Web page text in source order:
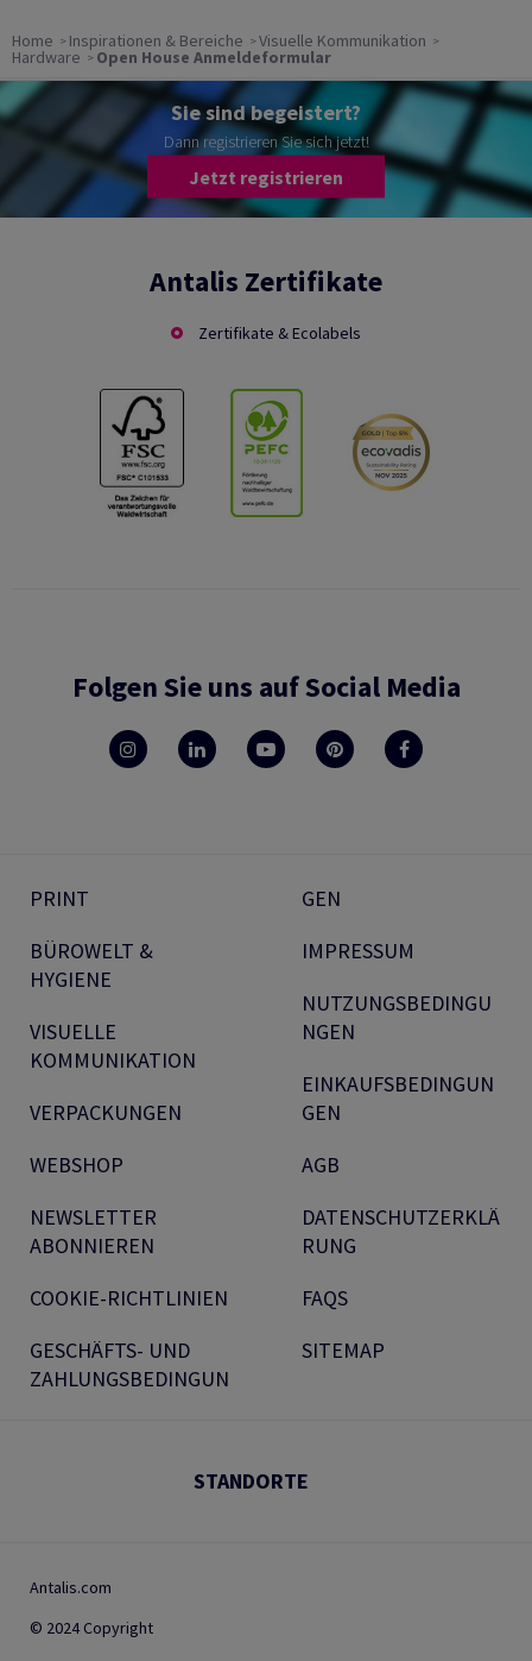
Home Inspirationen & Bereiche Visuelle Kommunikation
Hardware Open House Anmeldeformular
Sie sind begeistert?
Dann registrieren Sie sich jetzt!
Jetzt registrieren
Antalis Zertifikate
Zertifikate & Ecolabels
Folgen Sie uns auf Social Media
PRINT
BÜROWELT &
HYGIENE
VISUELLE
KOMMUNIKATION
VERPACKUNGEN
WEBSHOP
NEWSLETTER
ABONNIEREN
COOKIE-RICHTLINIEN
GESCHÄFTS- UND
ZAHLUNGSBEDINGUN
GEN
IMPRESSUM
NUTZUNGSBEDINGU
NGEN
EINKAUFSBEDINGUN
GEN
AGB
DATENSCHUTZERKLÄ
RUNG
FAQS
SITEMAP
STANDORTE
Antalis.com
© 2024 Copyright